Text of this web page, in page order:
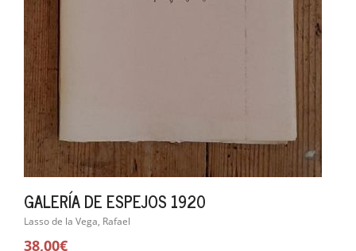
GALERÍA DE ESPEJOS 1920
Lasso de la Vega, Rafael
38,00€